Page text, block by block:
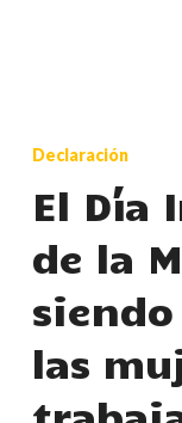
Día
Internacional
de
la
sigue
siendo
Declaración
El Día
de la
las